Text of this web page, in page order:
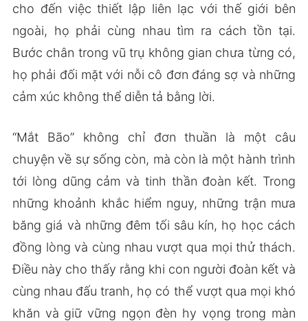
cho đến việc thiết lập liên lạc với thế giới bên
ngoài, họ phải cùng nhau tìm ra cách tồn tại.
Bước chân trong vũ trụ không gian chưa từng có,
họ phải đối mặt với nỗi cô đơn đáng sợ và những
cảm xúc không thể diễn tả bằng lời.
“Mắt Bão” không chỉ đơn thuần là một câu
chuyện về sự sống còn, mà còn là một hành trình
tới lòng dũng cảm và tinh thần đoàn kết. Trong
những khoảnh khắc hiểm nguy, những trận mưa
băng giá và những đêm tối sâu kín, họ học cách
đồng lòng và cùng nhau vượt qua mọi thử thách.
Điều này cho thấy rằng khi con người đoàn kết và
cùng nhau đấu tranh, họ có thể vượt qua mọi khó
khăn và giữ vững ngọn đèn hy vọng trong màn